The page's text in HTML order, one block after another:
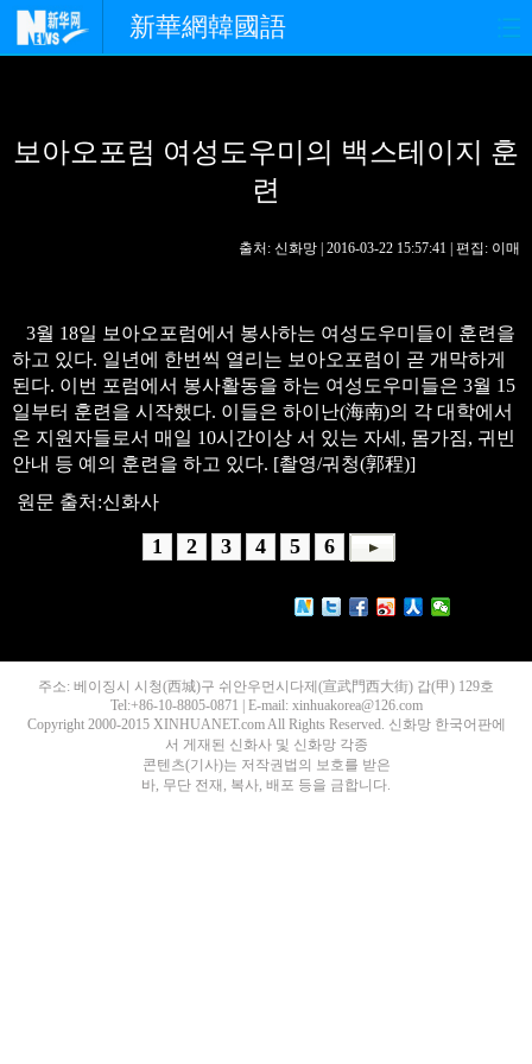
新華網韓國語
경제 사회 포토
핫 TV
생생 중국어
보아오포럼 여성도우미의 백스테이지 훈
련
출처: 신화망 | 2016-03-22 15:57:41 | 편집: 이매
3월 18일 보아오포럼에서 봉사하는 여성도우미들이 훈련을
하고 있다. 일년에 한번씩 열리는 보아오포럼이 곧 개막하게
된다. 이번 포럼에서 봉사활동을 하는 여성도우미들은 3월 15
일부터 훈련을 시작했다. 이들은 하이난(海南)의 각 대학에서
온 지원자들로서 매일 10시간이상 서 있는 자세, 몸가짐, 귀빈
안내 등 예의 훈련을 하고 있다. [촬영/궈청(郭程)]
원문 출처:신화사
1 2 3 4 5 6
주소: 베이징시 시청(西城)구 쉬안우먼시다제(宣武門西大街) 갑(甲) 129호
Tel:+86-10-8805-0871 | E-mail: xinhuakorea@126.com
Copyright 2000-2015 XINHUANET.com All Rights Reserved. 신화망 한국어판에
서 게재된 신화사 및 신화망 각종
콘텐츠(기사)는 저작권법의 보호를 받은
바, 무단 전재, 복사, 배포 등을 금합니다.